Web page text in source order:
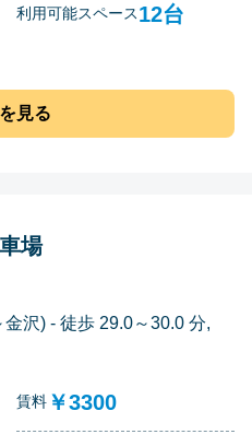
利用可能スペース12台
見る
場
沢) - 徒歩 29.0～30.0 分,
賃料 ￥3300